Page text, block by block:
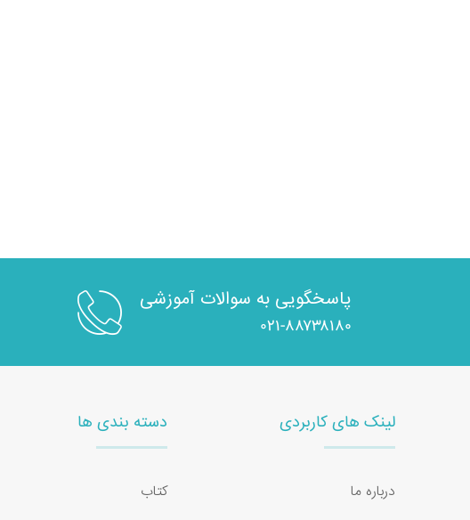
پاسخگویی به سوالات آموزشی
۰۲۱-۸۸۷۳۸۱۸۰
لینک های کاربردی
درباره ما
دسته بندی ها
کتاب